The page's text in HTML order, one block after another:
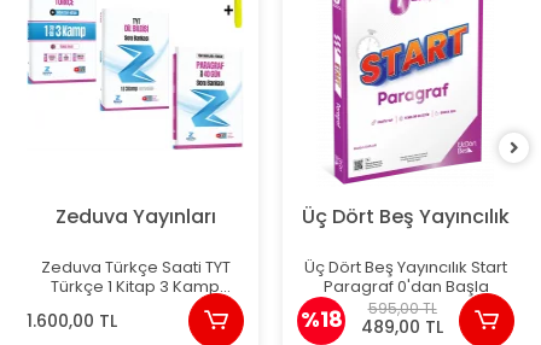
Zeduva Yayınları
Zeduva Türkçe Saati TYT
Türkçe 1 Kitap 3 Kamp
Video Dil Ve Anlam Bilgisi
1.600,00 TL
Üç Dört Beş Yayıncılık
Üç Dört Beş Yayıncılık Start
Paragraf 0'dan Başla
%18 595,00 TL
489,00 TL